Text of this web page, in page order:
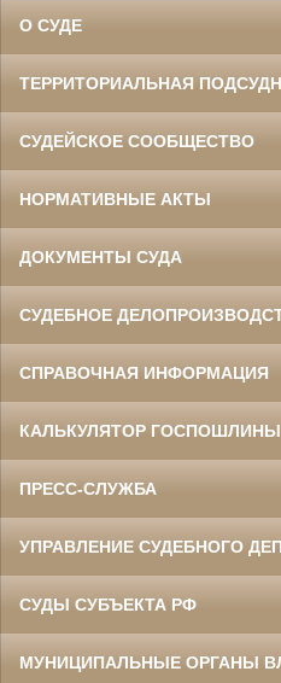
О СУДЕ
ТЕРРИТОРИАЛЬНАЯ
СУДЕЙСКОЕ СООБЩЕСТВО
НОРМАТИВНЫЕ АКТЫ
ДОКУМЕНТЫ СУДА
СУДЕБНОЕ
СПРАВОЧНАЯ ИНФОРМАЦИЯ
КАЛЬКУЛЯТОР ГОСПОШЛИНЫ
ПРЕСС-СЛУЖБА
УПРАВЛЕНИЕ СУДЕБНОГО
СУДЫ СУБЪЕКТА РФ
МУНИЦИПАЛЬНЫЕ ОРГАНЫ